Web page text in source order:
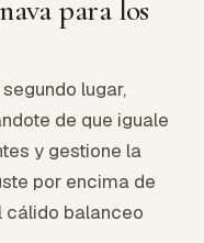
para los
lugar,
de que iguale
y gestione la
por encima de
cálido balanceo